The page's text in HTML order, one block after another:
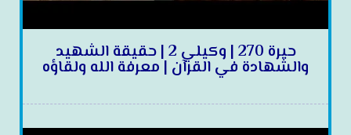
حيرة 270 | وكيلي 2 | حقيقة الشهيد
والشهادة في القرآن | معرفة الله ولقاؤه